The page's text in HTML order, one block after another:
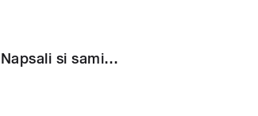
Napsali si sami…